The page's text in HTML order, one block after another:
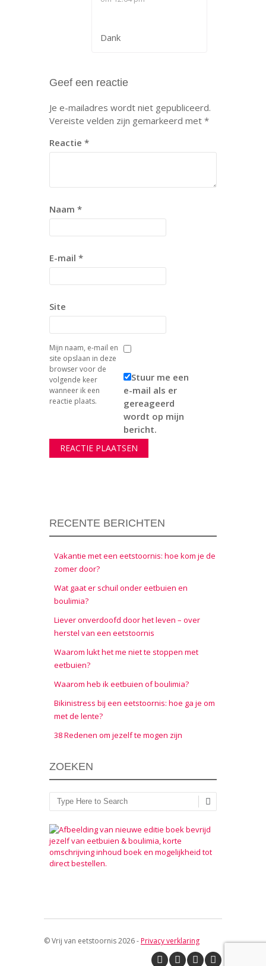
Dank
Geef een reactie
Je e-mailadres wordt niet gepubliceerd.
Vereiste velden zijn gemarkeerd met *
Reactie *
Naam *
E-mail *
Site
Mijn naam, e-mail en
site opslaan in deze
browser voor de
volgende keer
wanneer ik een
reactie plaats.
Stuur me een
e-mail als er
gereageerd
wordt op mijn
bericht.
RECENTE BERICHTEN
Vakantie met een eetstoornis: hoe kom je de
zomer door?
Wat gaat er schuil onder eetbuien en
boulimia?
Liever onverdoofd door het leven – over
herstel van een eetstoornis
Waarom lukt het me niet te stoppen met
eetbuien?
Waarom heb ik eetbuien of boulimia?
Bikinistress bij een eetstoornis: hoe ga je om
met de lente?
38 Redenen om jezelf te mogen zijn
ZOEKEN
Zoeken
© Vrij van eetstoornis 2026 -Privacy verklaring